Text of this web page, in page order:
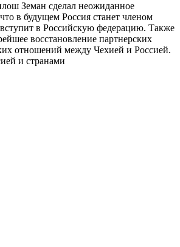
Земан сделал неожиданное
в будущем Россия станет членом
в Российскую федерацию. Также
восстановление партнерских
отношений между Чехией и Россией.
и странами